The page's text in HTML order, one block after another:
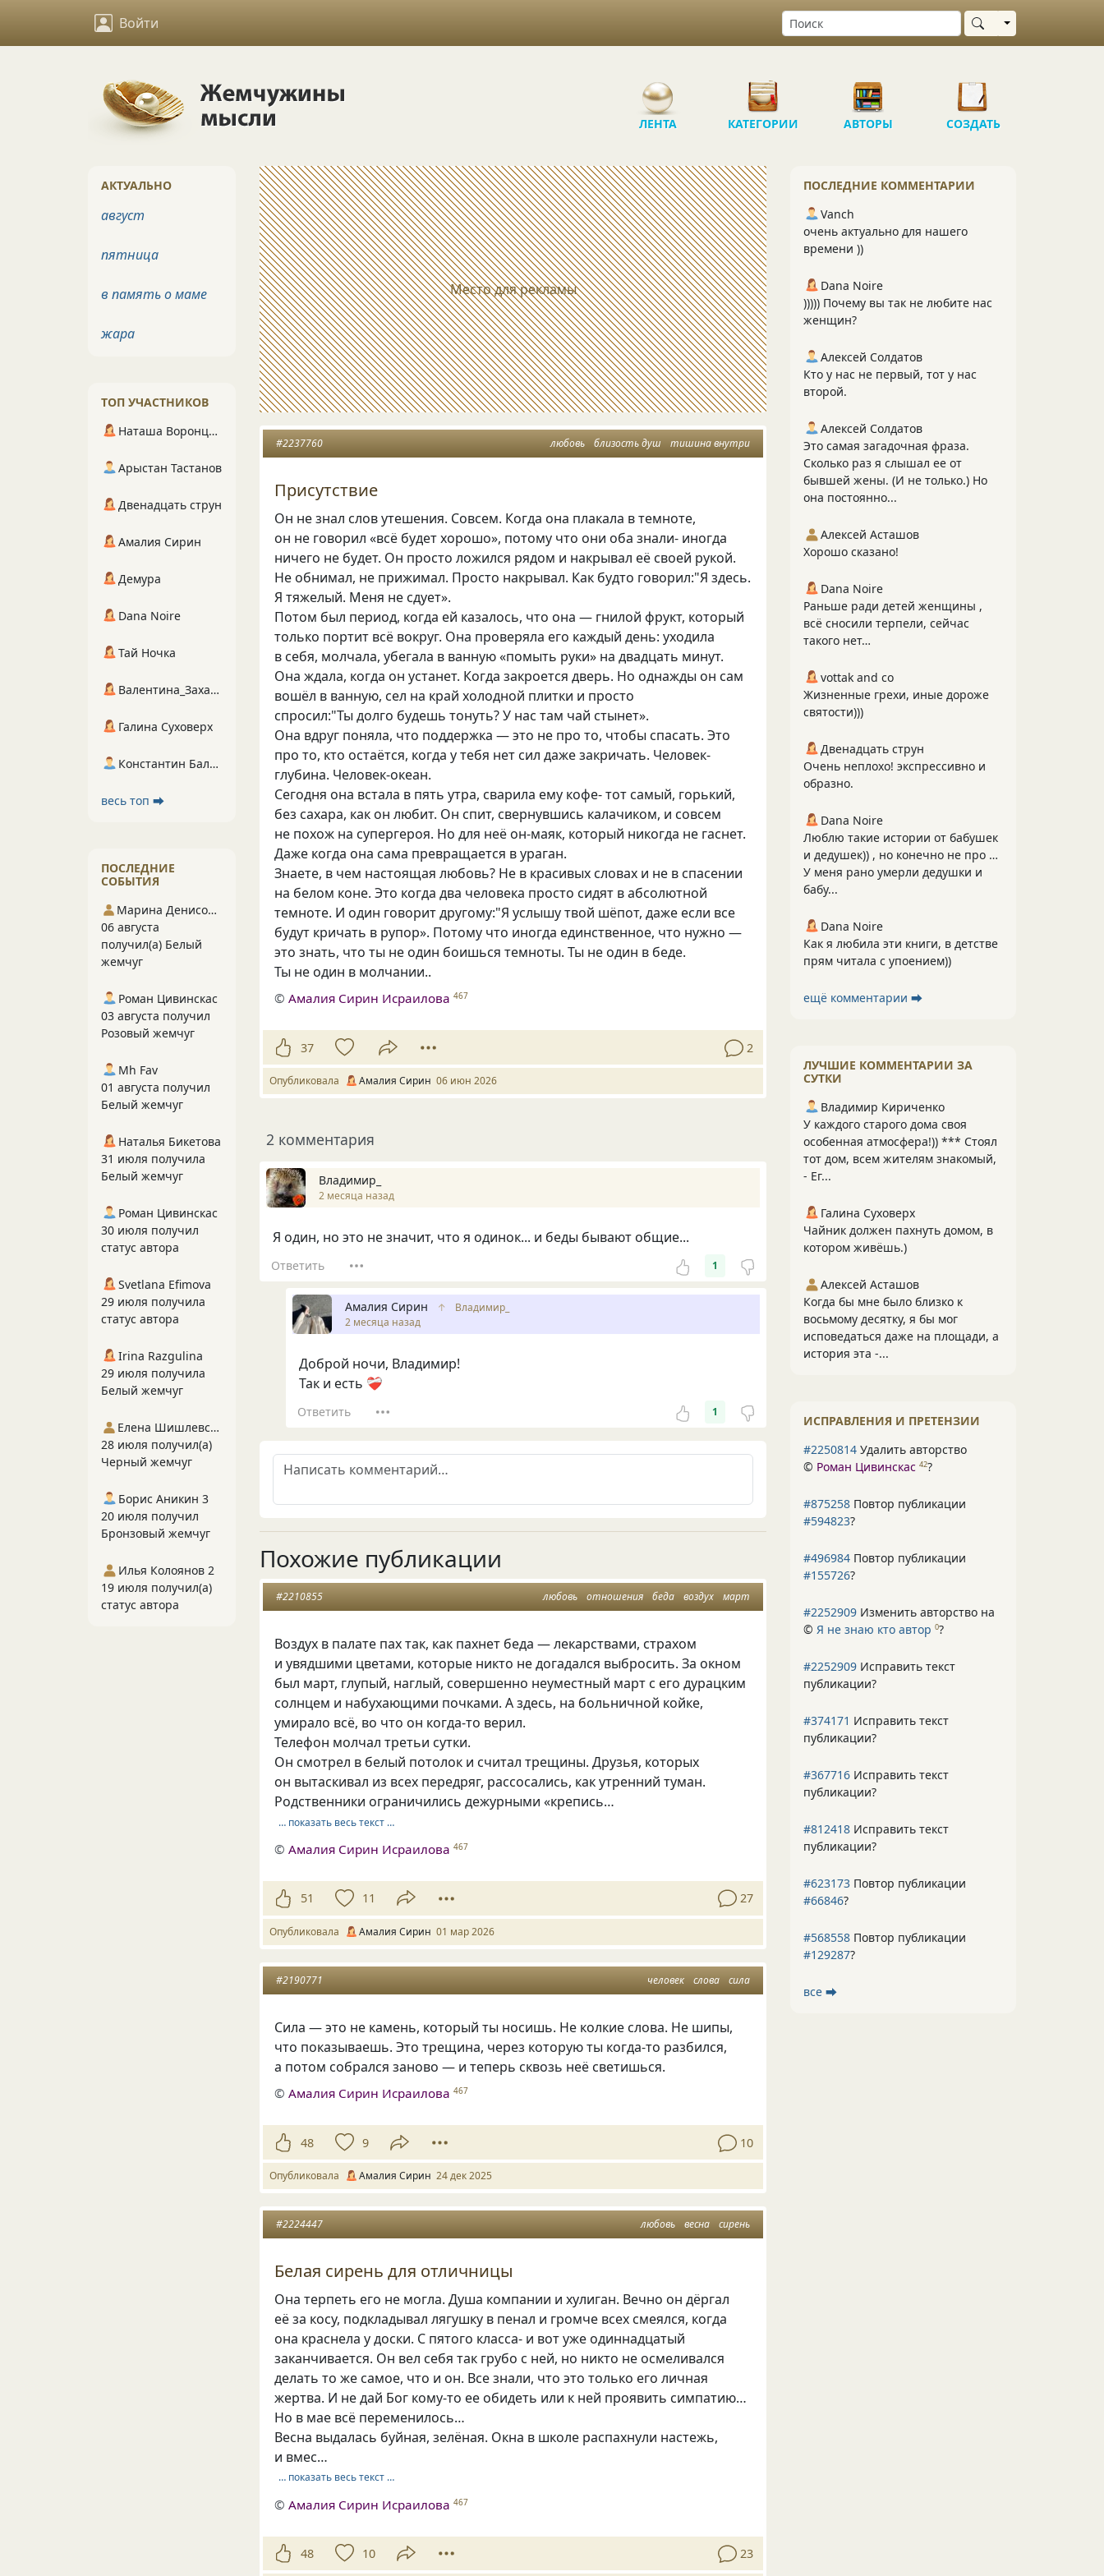
Войти Выбрать область
ЛЕНТА КАТЕГОРИИ АВТОРЫ СОЗДАТЬ
Место для рекламы
любовь близость душ тишина внутри
#2237760
Присутствие
Он не знал слов утешения. Совсем. Когда она плакала в темноте,
он не говорил «всё будет хорошо», потому что они оба знали- иногда
ничего не будет. Он просто ложился рядом и накрывал её своей рукой.
Не обнимал, не прижимал. Просто накрывал. Как будто говорил:"Я здесь.
Я тяжелый. Меня не сдует».
Потом был период, когда ей казалось, что она — гнилой фрукт, который
только портит всё вокруг. Она проверяла его каждый день: уходила
в себя, молчала, убегала в ванную «помыть руки» на двадцать минут.
Она ждала, когда он устанет. Когда закроется дверь. Но однажды он сам
вошёл в ванную, сел на край холодной плитки и просто
спросил:"Ты долго будешь тонуть? У нас там чай стынет».
Она вдруг поняла, что поддержка — это не про то, чтобы спасать. Это
про то, кто остаётся, когда у тебя нет сил даже закричать. Человек-
глубина. Человек-океан.
Сегодня она встала в пять утра, сварила ему кофе- тот самый, горький,
без сахара, как он любит. Он спит, свернувшись калачиком, и совсем
не похож на супергероя. Но для неё он-маяк, который никогда не гаснет.
Даже когда она сама превращается в ураган.
Знаете, в чем настоящая любовь? Не в красивых словах и не в спасении
на белом коне. Это когда два человека просто сидят в абсолютной
темноте. И один говорит другому:"Я услышу твой шёпот, даже если все
будут кричать в рупор». Потому что иногда единственное, что нужно —
это знать, что ты не один боишься темноты. Ты не один в беде.
Ты не один в молчании..
©Амалия Сирин Исраилова 467
37 2
Опубликовала Амалия Сирин 06 июн 2026
2 комментария
Владимир_
2 месяца назад
Я один, но это не значит, что я одинок... и беды бывают общие...
Ответить 1
Амалия Сирин ↑
Владимир_
2 месяца назад
Доброй ночи, Владимир!
Так и есть ❤️‍🩹
Ответить 1
Похожие публикации
любовь отношения беда воздух март
#2210855
Воздух в палате пах так, как пахнет беда — лекарствами, страхом
и увядшими цветами, которые никто не догадался выбросить. За окном
был март, глупый, наглый, совершенно неуместный март с его дурацким
солнцем и набухающими почками. А здесь, на больничной койке,
умирало всё, во что он когда-то верил.
Телефон молчал третьи сутки.
Он смотрел в белый потолок и считал трещины. Друзья, которых
он вытаскивал из всех передряг, рассосались, как утренний туман.
Родственники ограничились дежурными «крепись…
… показать весь текст …
©Амалия Сирин Исраилова 467
51 11 27
Опубликовала Амалия Сирин 01 мар 2026
человек слова сила
#2190771
Сила — это не камень, который ты носишь. Не колкие слова. Не шипы,
что показываешь. Это трещина, через которую ты когда-то разбился,
а потом собрался заново — и теперь сквозь неё светишься.
©Амалия Сирин Исраилова 467
48 9 10
Опубликовала Амалия Сирин 24 дек 2025
любовь весна сирень
#2224447
Белая сирень для отличницы
Она терпеть его не могла. Душа компании и хулиган. Вечно он дёргал
её за косу, подкладывал лягушку в пенал и громче всех смеялся, когда
она краснела у доски. С пятого класса- и вот уже одиннадцатый
заканчивается. Он вел себя так грубо с ней, но никто не осмеливался
делать то же самое, что и он. Все знали, что это только его личная
жертва. И не дай Бог кому-то ее обидеть или к ней проявить симпатию…
Но в мае всё переменилось…
Весна выдалась буйная, зелёная. Окна в школе распахнули настежь,
и вмес…
… показать весь текст …
©Амалия Сирин Исраилова 467
48 10 23
ПОСЛЕДНИЕ КОММЕНТАРИИ
Vanch
очень актуально для нашего
времени ))
Dana Noire
))))) Почему вы так не любите нас
женщин?
Алексей Солдатов
Кто у нас не первый, тот у нас
второй.
Алексей Солдатов
Это самая загадочная фраза.
Сколько раз я слышал ее от
бывшей жены. (И не только.) Но
она постоянно...
Алексей Асташов
Хорошо сказано!
Dana Noire
Раньше ради детей женщины ,
всё сносили терпели, сейчас
такого нет…
vottak and co
Жизненные грехи, иные дороже
святости)))
Двенадцать струн
Очень неплохо! экспрессивно и
образно.
Dana Noire
Люблю такие истории от бабушек
и дедушек)) , но конечно не про …
У меня рано умерли дедушки и
бабу...
Dana Noire
Как я любила эти книги, в детстве
прям читала с упоением))
ещё комментарии ⮕
ЛУЧШИЕ КОММЕНТАРИИ ЗА
СУТКИ
Владимир Кириченко
У каждого старого дома своя
особенная атмосфера!)) *** Стоял
тот дом, всем жителям знакомый,
- Ег...
Галина Суховерх
Чайник должен пахнуть домом, в
котором живёшь.)
Алексей Асташов
Когда бы мне было близко к
восьмому десятку, я бы мог
исповедаться даже на площади, а
история эта -...
ИСПРАВЛЕНИЯ И ПРЕТЕНЗИИ
#2250814 Удалить авторство
© Роман Цивинскас 42?
#875258 Повтор публикации
#594823?
#496984 Повтор публикации
#155726?
#2252909 Изменить авторство на
© Я не знаю кто автор 0?
#2252909 Исправить текст
публикации?
#374171 Исправить текст
публикации?
#367716 Исправить текст
публикации?
#812418 Исправить текст
публикации?
#623173 Повтор публикации
#66846?
#568558 Повтор публикации
#129287?
все ⮕
АКТУАЛЬНО
август
пятница
в память о маме
жара
ТОП УЧАСТНИКОВ
Наташа Воронцова
Арыстан Тастанов
Двенадцать струн
Амалия Сирин
Демура
Dana Noire
Тай Ночка
Валентина_Захарова
Галина Суховерх
Константин Балухта
весь топ ⮕
ПОСЛЕДНИЕ
СОБЫТИЯ
Марина Денисова 5
06 августа
получил(а) Белый
жемчуг
Роман Цивинскас
03 августа получил
Розовый жемчуг
Mh Fav
01 августа получил
Белый жемчуг
Наталья Бикетова
31 июля получила
Белый жемчуг
Роман Цивинскас
30 июля получил
статус автора
Svetlana Efimova
29 июля получила
статус автора
Irina Razgulina
29 июля получила
Белый жемчуг
Елена Шишлевская
28 июля получил(а)
Черный жемчуг
Борис Аникин 3
20 июля получил
Бронзовый жемчуг
Илья Колоянов 2
19 июля получил(а)
статус автора